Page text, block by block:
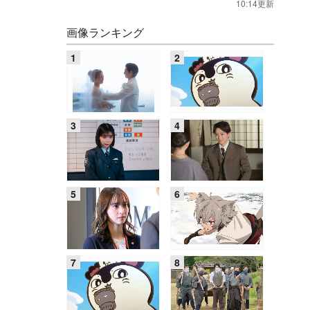
10:14更新
画像ランキング